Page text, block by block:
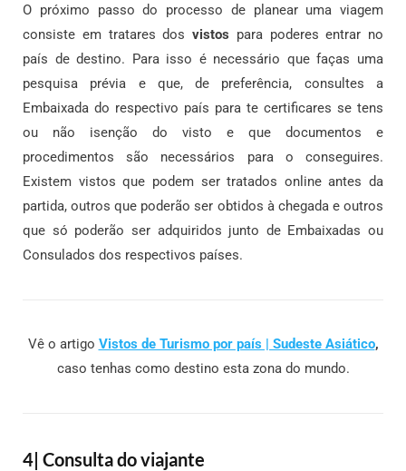
O próximo passo do processo de planear uma viagem
consiste em tratares dos vistos para poderes entrar no
país de destino. Para isso é necessário que faças uma
pesquisa prévia e que, de preferência, consultes a
Embaixada do respectivo país para te certificares se tens
ou não isenção do visto e que documentos e
procedimentos são necessários para o conseguires.
Existem vistos que podem ser tratados online antes da
partida, outros que poderão ser obtidos à chegada e outros
que só poderão ser adquiridos junto de Embaixadas ou
Consulados dos respectivos países.
Vê o artigo Vistos de Turismo por país | Sudeste Asiático,
caso tenhas como destino esta zona do mundo.
4| Consulta do viajante